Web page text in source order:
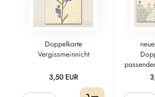
Doppelkarte
Vergissmeinnicht
3,50 EUR